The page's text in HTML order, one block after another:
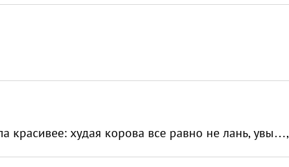
красивее: худая корова все равно не лань, увы…,